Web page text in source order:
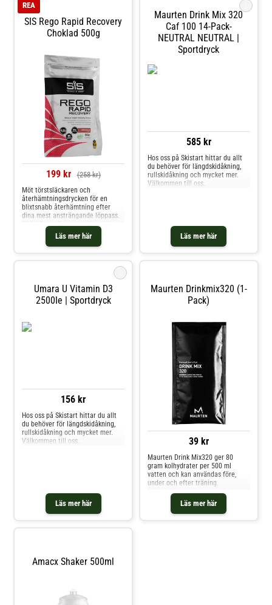
SIS Rego Rapid Recovery
Choklad 500g
REA
199 kr (258 kr)
Läs mer här
Möt törstsläckaren och
återhämtningsdrycken för en
blixtsnabb återhämtning efter
dina mest ansträngande löppass.
REGO Rapid Recovery Choclade
med chokladsmak är en vegansk
återhämtningslösning som
innehåller kolhydrater, proteiner,
Maurten Drink Mix 320
Caf 100 14-Pack-
NEUTRAL NEUTRAL |
Sportdryck
585 kr
Läs mer här
Hos oss på Skistart hittar du allt
du behöver för längdskidåkning,
rullskidåkning och mycket mer.
Välkommen till oss.
Umara U Vitamin D3
2500Ie | Sportdryck
156 kr
Läs mer här
Hos oss på Skistart hittar du allt
du behöver för längdskidåkning,
rullskidåkning och mycket mer.
Välkommen till oss.
Maurten Drinkmix320 (1-
Pack)
39 kr
Läs mer här
Maurten Drink Mix320 ger 80
gram kolhydrater per 500 ml
vatten och kan användas före,
under och efter träning.
smidig transport genom magen
och in i tarmen. Som ett resultat
är kolhydrater, salt och vatten
Amacx Shaker 500ml